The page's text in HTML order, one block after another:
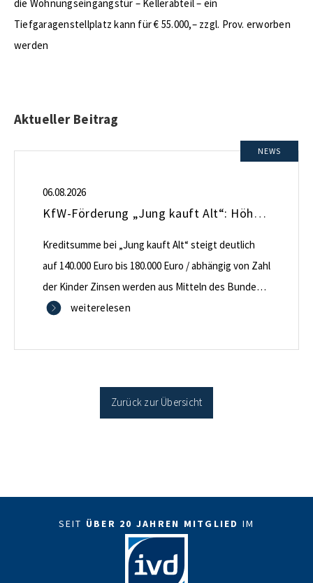
die Wohnungseingangstür – Kellerabteil – ein
Tiefgaragenstellplatz kann für € 55.000,– zzgl. Prov. erworben
werden
Aktueller Beitrag
NEWS
06.08.2026
KfW-Förderung „Jung kauft Alt“: Höhere Kredite ab August 2026
Kreditsumme bei „Jung kauft Alt“ steigt deutlich
auf 140.000 Euro bis 180.000 Euro / abhängig von Zahl
der Kinder Zinsen werden aus Mitteln des Bundes
verbilligt: Heutiger Zins bei 0,53 Prozent effektiv bei
Antragstellende verpflichten sich zu energetischer
Sanierung in Einzelmaßnahmen […]
weiterelesen
Zurück zur Übersicht
SEIT ÜBER 20 JAHREN MITGLIED IM